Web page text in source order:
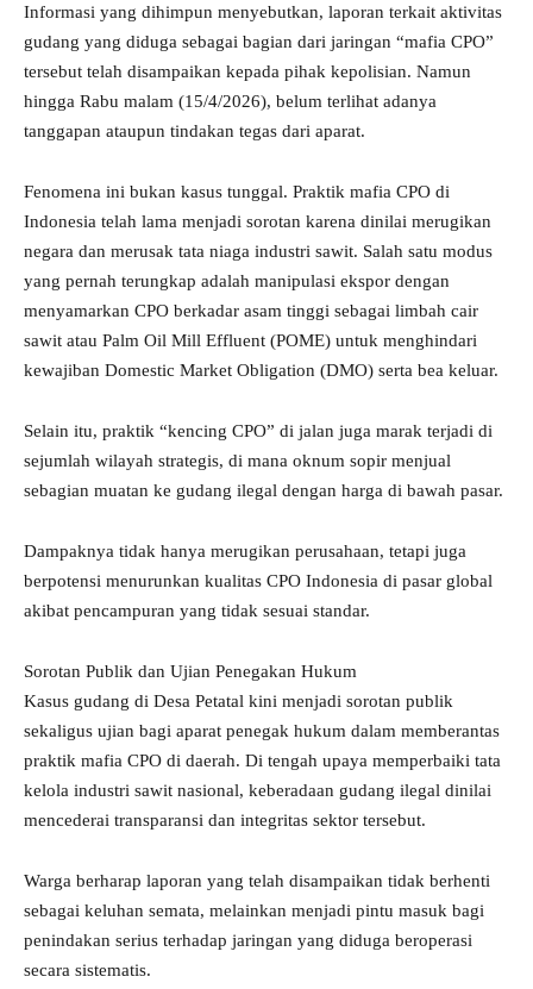
Informasi yang dihimpun menyebutkan, laporan terkait aktivitas
gudang yang diduga sebagai bagian dari jaringan “mafia CPO”
tersebut telah disampaikan kepada pihak kepolisian. Namun
hingga Rabu malam (15/4/2026), belum terlihat adanya
tanggapan ataupun tindakan tegas dari aparat.
Fenomena ini bukan kasus tunggal. Praktik mafia CPO di
Indonesia telah lama menjadi sorotan karena dinilai merugikan
negara dan merusak tata niaga industri sawit. Salah satu modus
yang pernah terungkap adalah manipulasi ekspor dengan
menyamarkan CPO berkadar asam tinggi sebagai limbah cair
sawit atau Palm Oil Mill Effluent (POME) untuk menghindari
kewajiban Domestic Market Obligation (DMO) serta bea keluar.
Selain itu, praktik “kencing CPO” di jalan juga marak terjadi di
sejumlah wilayah strategis, di mana oknum sopir menjual
sebagian muatan ke gudang ilegal dengan harga di bawah pasar.
Dampaknya tidak hanya merugikan perusahaan, tetapi juga
berpotensi menurunkan kualitas CPO Indonesia di pasar global
akibat pencampuran yang tidak sesuai standar.
Sorotan Publik dan Ujian Penegakan Hukum
Kasus gudang di Desa Petatal kini menjadi sorotan publik
sekaligus ujian bagi aparat penegak hukum dalam memberantas
praktik mafia CPO di daerah. Di tengah upaya memperbaiki tata
kelola industri sawit nasional, keberadaan gudang ilegal dinilai
mencederai transparansi dan integritas sektor tersebut.
Warga berharap laporan yang telah disampaikan tidak berhenti
sebagai keluhan semata, melainkan menjadi pintu masuk bagi
penindakan serius terhadap jaringan yang diduga beroperasi
secara sistematis.